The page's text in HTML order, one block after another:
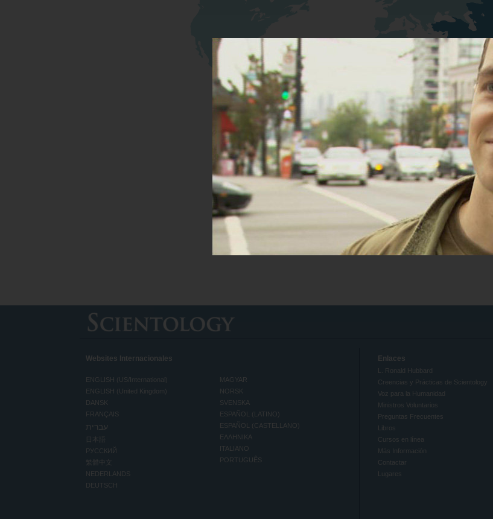
Websites Internacionales
ENGLISH (US/International)
ENGLISH (United Kingdom)
DANSK
FRANÇAIS
עברית
日本語
РУССКИЙ
繁體中文
NEDERLANDS
DEUTSCH
MAGYAR
NORSK
SVENSKA
ESPAÑOL (LATINO)
ESPAÑOL (CASTELLANO)
ΕΛΛΗΝΙΚA
ITALIANO
PORTUGUÊS
Enlaces
L. Ronald Hubbard
Creencias y Prácticas de Scientology
Voz para la Humanidad
Ministros Voluntarios
Preguntas Frecuentes
Libros
Cursos en línea
Más Información
Contactar
Lugares